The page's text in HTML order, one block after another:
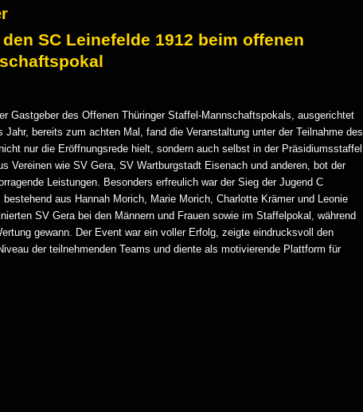
SC Leinefelde 1912 beim offenen
Gastgeber des Offenen Thüringer Staffel-Mannschaftspokals, ausgerichtet
bereits zum achten Mal, fand die Veranstaltung unter der Teilnahme des
nur die Eröffnungsrede hielt, sondern auch selbst in der Präsidiumsstaffel
Vereinen wie SV Gera, SV Wartburgstadt Eisenach und anderen, bot der
Leistungen. Besonders erfreulich war der Sieg der Jugend C
aus Hannah Morich, Marie Morich, Charlotte Krämer und Leonie
SV Gera bei den Männern und Frauen sowie im Staffelpokal, während
gewann. Der Event war ein voller Erfolg, zeigte eindrucksvoll den
der teilnehmenden Teams und diente als motivierende Plattform für